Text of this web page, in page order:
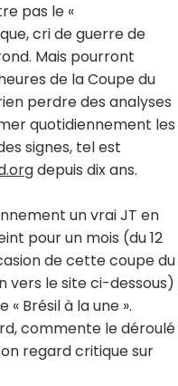
pas le «
cri de guerre de
Mais pourront
de la Coupe du
perdre des analyses
quotidiennement les
signes, tel est
depuis dix ans.
un vrai JT en
pour un mois (du 12
de cette coupe du
vers le site ci-dessous)
Brésil à la une ».
commente le déroulé
regard critique sur